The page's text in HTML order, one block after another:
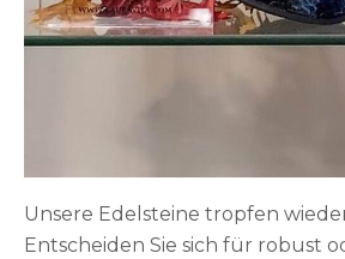
Unsere Edelsteine ​​tropfen
Entscheiden Sie sich für robust